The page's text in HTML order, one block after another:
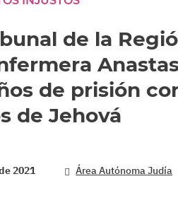
de la
de prisión
de Jehová
2021 Área Autónoma Judía